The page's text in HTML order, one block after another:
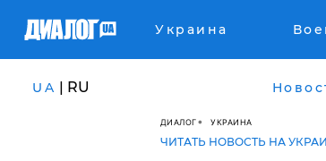
Украина
UA | RU
ДИАЛОГ УКРАИНА
ЧИТАТЬ НОВОСТЬ НА